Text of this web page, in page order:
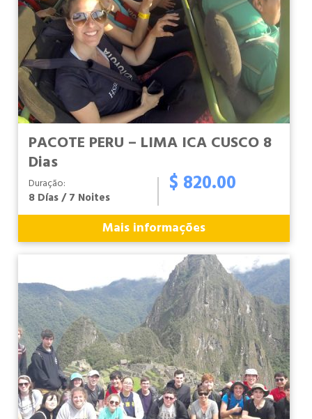
PACOTE PERU – LIMA ICA CUSCO 8
Dias
Duração:
8 Días / 7 Noites $ 820.00
Mais informações